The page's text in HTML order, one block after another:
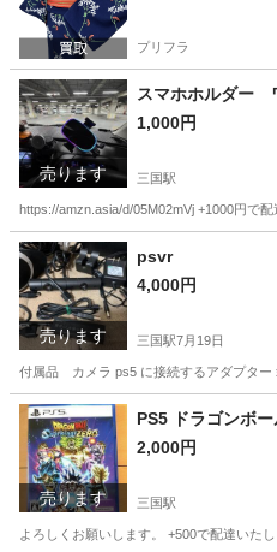
プリフラ
売ります
スマホホルダー
1,000円
三国駅
https://amzn.asia/d/05M02mVj +1000円で
大阪 大阪市
売ります
psvr
4,000円
三国駅7月19日
付属品 カメラ ps5 に接続するアダプタ
大阪 大阪市 三国駅 テレビゲ
売ります
PS5 ドラゴンボ
2,000円
三国駅
よろしくお願いします。 +500で配達いたし